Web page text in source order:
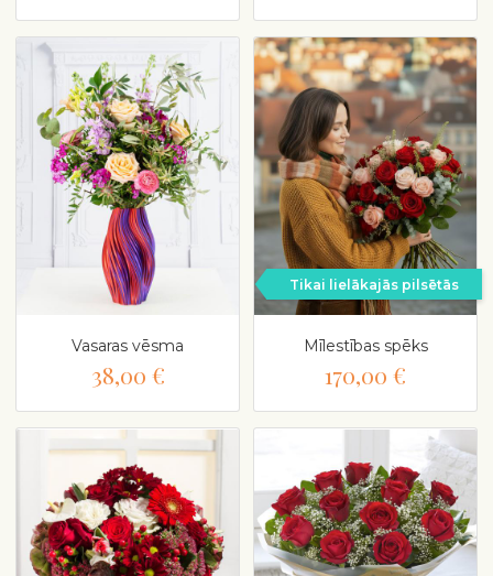
Vasaras vēsma
38,00 €
Tikai lielākajās pilsētās
Mīlestības spēks
170,00 €